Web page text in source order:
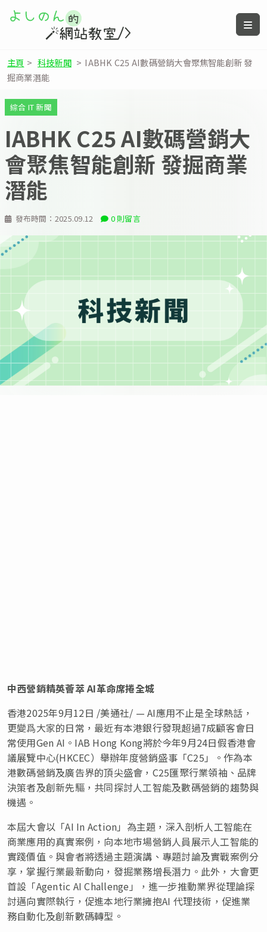
主頁 > 科技新聞 > IABHK C25 AI數碼營銷大會聚焦智能創新 發
掘商業潛能
發布時間： 2025.09.12 0 則留言
綜合 IT 新聞
IABHK C25 AI數碼營銷大
會聚焦智能創新 發掘商業
潛能
中西營銷精英薈萃AI革命席捲全城
香港2025年9月12日 /美通社/ — AI應用不止是全球熱話，
更變爲大家的日常，最近有本港銀行發現超過7成顧客會日
常使用Gen AI。IAB Hong Kong將於今年9月24日假香港會
議展覽中心(HKCEC）舉辦年度營銷盛事「C25」。作為本
港數碼營銷及廣告界的頂尖盛會，C25匯聚行業領袖、品牌
決策者及創新先驅，共同探討人工智能及數碼營銷的趨勢與
機遇。
本屆大會以「AI In Action」為主題，深入剖析人工智能在
商業應用的真實案例，向本地市場營銷人員展示人工智能的
實踐價值。與會者將透過主題演講、專題討論及實戰案例分
享，掌握行業最新動向，發掘業務增長潛力。此外，大會更
首設「Agentic AI Challenge」，進一步推動業界從理論探
討邁向實際執行，促進本地行業擁抱AI 代理技術，促進業
務自動化及創新數碼轉型。